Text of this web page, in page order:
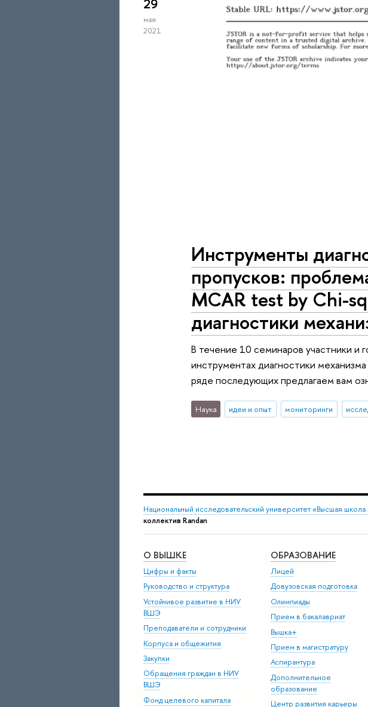
29
мая
2021
Инструменты
пропусков:
MCAR test by Chi-
диагностики
В течение 10 семинаров участники и
инструментах диагностики
ряде последующих предлагаем вам
Наука идеи и опыт мониторинги
Национальный исследовательский университет «Высшая
коллектив Randan
О ВЫШКЕ
Цифры и факты
Руководство и структура
Устойчивое развитие в НИУ
ВШЭ
Преподаватели и сотрудники
Корпуса и общежития
Закупки
Обращения граждан в НИУ
ВШЭ
Фонд целевого капитала
ОБРАЗОВАНИЕ
Лицей
Довузовская подготовка
Олимпиады
Прием в бакалавриат
Вышка+
Прием в магистратуру
Аспирантура
Дополнительное
образование
Центр развития карьеры